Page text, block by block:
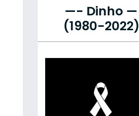
—- Dinho —
(1980-2022)